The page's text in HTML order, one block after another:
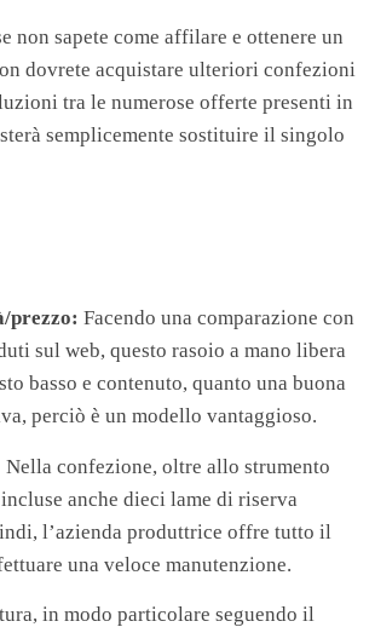
non sapete come affilare e ottenere un
dovrete acquistare ulteriori confezioni
tra le numerose offerte presenti in
semplicemente sostituire il singolo
prezzo: Facendo una comparazione con
sul web, questo rasoio a mano libera
basso e contenuto, quanto una buona
perciò è un modello vantaggioso.
Nella confezione, oltre allo strumento
anche dieci lame di riserva
l’azienda produttrice offre tutto il
una veloce manutenzione.
in modo particolare seguendo il